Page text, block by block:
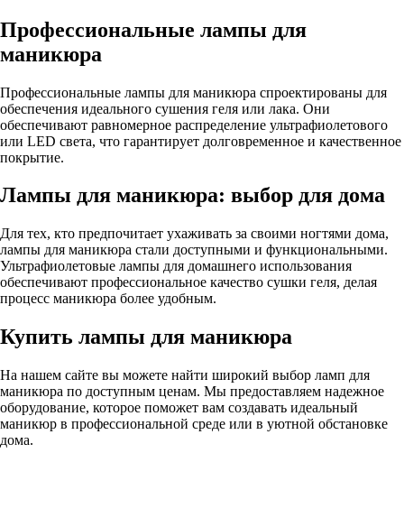
Профессиональные лампы для
маникюра
Профессиональные лампы для маникюра спроектированы для
обеспечения идеального сушения геля или лака. Они
обеспечивают равномерное распределение ультрафиолетового
или LED света, что гарантирует долговременное и качественное
покрытие.
Лампы для маникюра: выбор для дома
Для тех, кто предпочитает ухаживать за своими ногтями дома,
лампы для маникюра стали доступными и функциональными.
Ультрафиолетовые лампы для домашнего использования
обеспечивают профессиональное качество сушки геля, делая
процесс маникюра более удобным.
Купить лампы для маникюра
На нашем сайте вы можете найти широкий выбор ламп для
маникюра по доступным ценам. Мы предоставляем надежное
оборудование, которое поможет вам создавать идеальный
маникюр в профессиональной среде или в уютной обстановке
дома.